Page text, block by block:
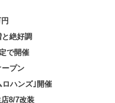
絶好調
で開催
ープン
ハンズ｣開催
8/7改装